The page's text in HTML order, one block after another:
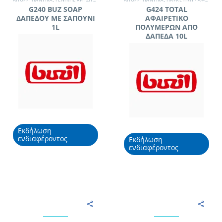
G240 BUZ SOAP
ΔΑΠΕΔΟΥ ΜΕ ΣΑΠΟΥΝΙ
1L
Εκδήλωση
ενδιαφέροντος
G424 TOTAL
ΑΦΑΙΡΕΤΙΚΟ
ΠΟΛΥΜΕΡΩΝ ΑΠΟ
ΔΑΠΕΔΑ 10L
Εκδήλωση
ενδιαφέροντος